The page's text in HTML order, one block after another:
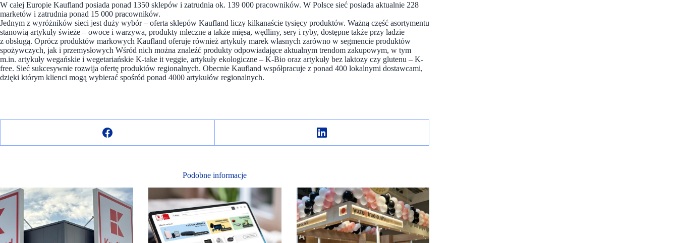
W całej Europie Kaufland posiada ponad 1350 sklepów i zatrudnia ok. 139 000 pracowników. W Polsce sieć posiada aktualnie 228
marketów i zatrudnia ponad 15 000 pracowników.
Jednym z wyróżników sieci jest duży wybór – oferta sklepów Kaufland liczy kilkanaście tysięcy produktów. Ważną część asortymentu
stanowią artykuły świeże – owoce i warzywa, produkty mleczne a także mięsa, wędliny, sery i ryby, dostępne także przy ladzie
z obsługą. Oprócz produktów markowych Kaufland oferuje również artykuły marek własnych zarówno w segmencie produktów
spożywczych, jak i przemysłowych Wśród nich można znaleźć produkty odpowiadające aktualnym trendom zakupowym, w tym
m.in. artykuły wegańskie i wegetariańskie K-take it veggie, artykuły ekologiczne – K-Bio oraz artykuły bez laktozy czy glutenu – K-
free. Sieć sukcesywnie rozwija ofertę produktów regionalnych. Obecnie Kaufland współpracuje z ponad 400 lokalnymi dostawcami,
dzięki którym klienci mogą wybierać spośród ponad 4000 artykułów regionalnych.
Podobne informacje